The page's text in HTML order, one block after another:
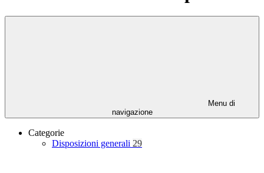
Menu di
navigazione
Categorie
Disposizioni generali 29